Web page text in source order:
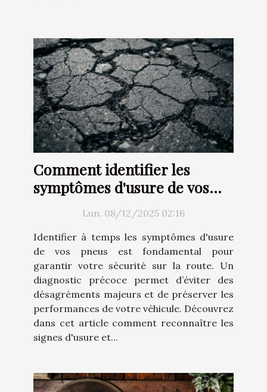
Comment identifier les
symptômes d'usure de vos
pneus ?Lun. 08/12/2025 02:16
Identifier à temps les symptômes d'usure
de vos pneus est fondamental pour
garantir votre sécurité sur la route. Un
diagnostic précoce permet d’éviter des
désagréments majeurs et de préserver les
performances de votre véhicule. Découvrez
dans cet article comment reconnaître les
signes d'usure et...